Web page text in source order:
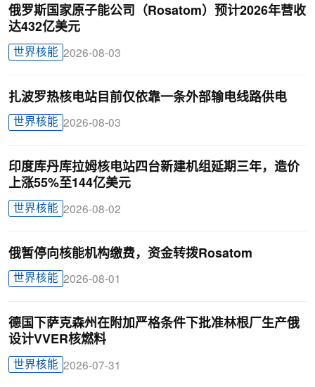
俄罗斯国家原子能公司（Rosatom）预计2026年营收
达432亿美元
世界核能 2026-08-03
扎波罗热核电站目前仅依靠一条外部输电线路供电
世界核能 2026-08-03
印度库丹库拉姆核电站四台新建机组延期三年，造价
上涨55%至144亿美元
世界核能 2026-08-02
俄暂停向核能机构缴费，资金转拨Rosatom
世界核能 2026-08-01
德国下萨克森州在附加严格条件下批准林根厂生产俄
设计VVER核燃料
世界核能 2026-07-31